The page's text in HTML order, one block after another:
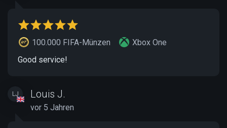
100.000 FIFA-Münzen
Xbox One
Good service!
LJ Louis J.
vor 5 Jahren